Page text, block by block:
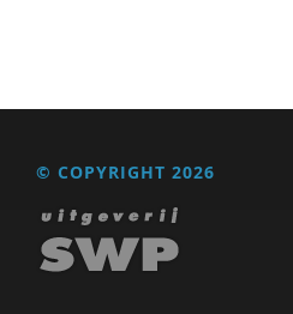
© COPYRIGHT 2026